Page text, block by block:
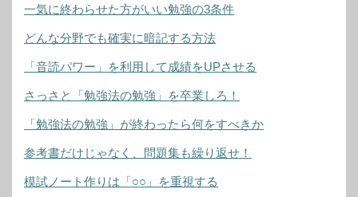
一気に終わらせた方がいい勉強の3条件
どんな分野でも確実に暗記する方法
「音読パワー」を利用して成績をUPさせる
さっさと「勉強法の勉強」を卒業しろ！
「勉強法の勉強」が終わったら何をすべきか
参考書だけじゃなく、問題集も繰り返せ！
模試ノート作りは「○○」を重視する